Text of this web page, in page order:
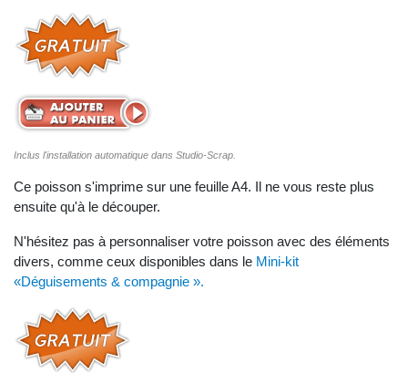
Inclus l'installation automatique dans Studio-Scrap.
Ce poisson s'imprime sur une feuille A4. Il ne vous reste plus
ensuite qu'à le découper.
N'hésitez pas à personnaliser votre poisson avec des éléments
divers, comme ceux disponibles dans le Mini-kit
«Déguisements & compagnie ».